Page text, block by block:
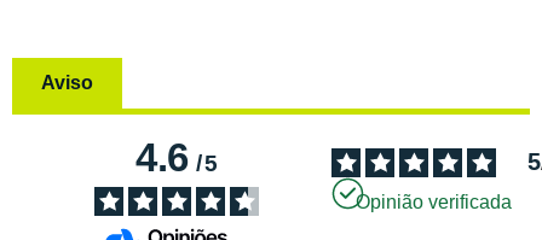
Aviso
4.6/5 5
Opinião verificada